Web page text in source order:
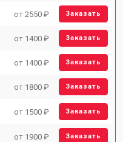
от 2550 ₽ Заказать
от 1400 ₽ Заказать
от 1400 ₽ Заказать
от 1800 ₽ Заказать
от 1500 ₽ Заказать
от 1900 ₽ Заказать